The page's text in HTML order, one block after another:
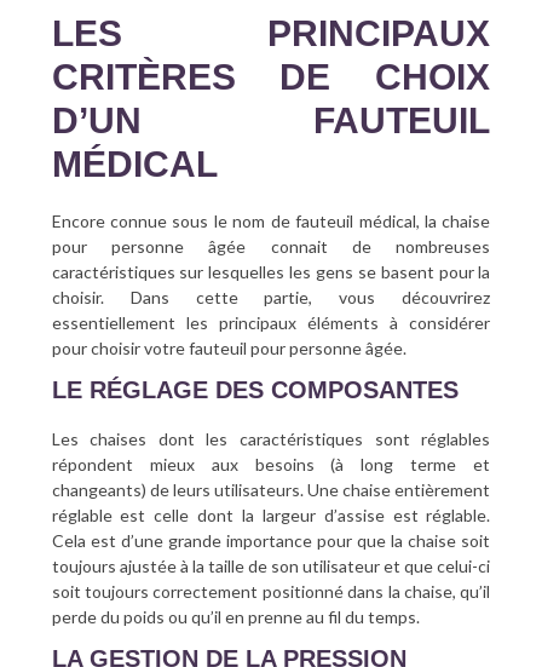
LES PRINCIPAUX
CRITÈRES DE CHOIX
D’UN FAUTEUIL
MÉDICAL
Encore connue sous le nom de fauteuil médical, la chaise
pour personne âgée connait de nombreuses
caractéristiques sur lesquelles les gens se basent pour la
choisir. Dans cette partie, vous découvrirez
essentiellement les principaux éléments à considérer
pour choisir votre fauteuil pour personne âgée.
LE RÉGLAGE DES COMPOSANTES
Les chaises dont les caractéristiques sont réglables
répondent mieux aux besoins (à long terme et
changeants) de leurs utilisateurs. Une chaise entièrement
réglable est celle dont la largeur d’assise est réglable.
Cela est d’une grande importance pour que la chaise soit
toujours ajustée à la taille de son utilisateur et que celui-ci
soit toujours correctement positionné dans la chaise, qu’il
perde du poids ou qu’il en prenne au fil du temps.
LA GESTION DE LA PRESSION